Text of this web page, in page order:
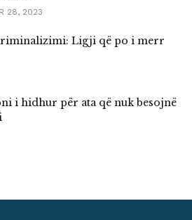
28, 2023
Ligji që po i merr
i hidhur për ata që nuk besojnë